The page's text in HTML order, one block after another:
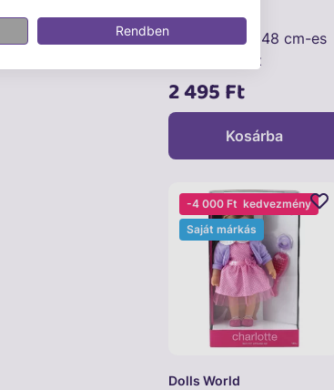
Dolls World
Bébi pelenka 48 cm-es
játékbabához
2 495 Ft
Kosárba
Dolls World
-4 000 Ft kedvezmény
Saját márkás
Rendben